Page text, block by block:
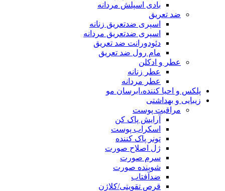
بادی اسپلش مردانه
ضد تعریق
اسپری ضدتعریق زنانه
اسپری ضدتعریق مردانه
دئودورانت ضد تعریق
مام رول ضد تعریق
عطر و ادکلن
عطر زنانه
عطر مردانه
پلکس و احیا کننده،ابرسان مو
زیبایی و بهداشتی
مراقبت پوست
آرایش پاک کن
اسکراب پوست
تونر پاک کننده
ژل اصلاح صورت
سرم صورت
شوینده صورت
ضدآفتاب
قرص تقویتی/کلاژن